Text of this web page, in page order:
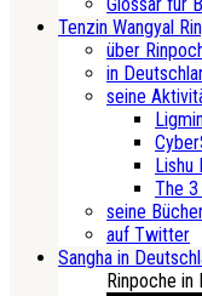
Glossar für
Tenzin Wangyal
über
in
seine
Lishu
The
seine
auf Twitter
Sangha in
Rinpoche